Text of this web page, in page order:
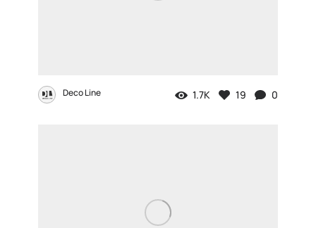
Deco Line 1.7K 19 0